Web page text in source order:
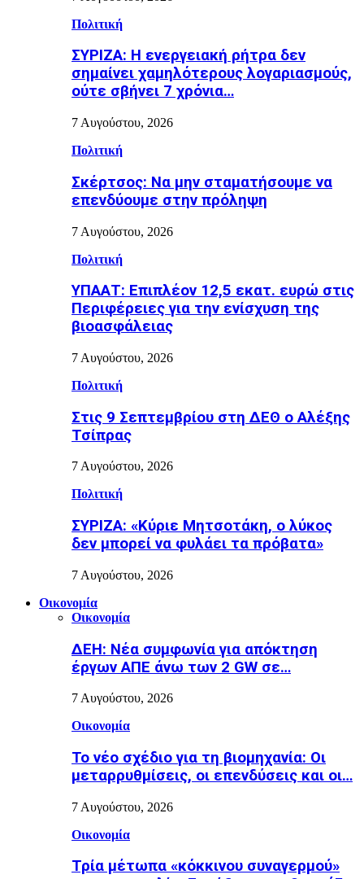
Πολιτική
ΣΥΡΙΖΑ: Η ενεργειακή ρήτρα δεν
σημαίνει χαμηλότερους λογαριασμούς,
ούτε σβήνει 7 χρόνια…
7 Αυγούστου, 2026
Πολιτική
Σκέρτσος: Να μην σταματήσουμε να
επενδύουμε στην πρόληψη
7 Αυγούστου, 2026
Πολιτική
ΥΠΑΑΤ: Επιπλέον 12,5 εκατ. ευρώ στις
Περιφέρειες για την ενίσχυση της
βιοασφάλειας
7 Αυγούστου, 2026
Πολιτική
Στις 9 Σεπτεμβρίου στη ΔΕΘ ο Αλέξης
Τσίπρας
7 Αυγούστου, 2026
Πολιτική
ΣΥΡΙΖΑ: «Κύριε Μητσοτάκη, ο λύκος
δεν μπορεί να φυλάει τα πρόβατα»
7 Αυγούστου, 2026
Οικονομία
Οικονομία
ΔΕΗ: Νέα συμφωνία για απόκτηση
έργων ΑΠΕ άνω των 2 GW σε…
7 Αυγούστου, 2026
Οικονομία
Το νέο σχέδιο για τη βιομηχανία: Οι
μεταρρυθμίσεις, οι επενδύσεις και οι…
7 Αυγούστου, 2026
Οικονομία
Τρία μέτωπα «κόκκινου συναγερμού»